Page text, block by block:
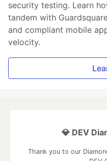
security testing. Learn
tandem with
and compliant mobile
velocity.
💎 DEV
Thank you to our